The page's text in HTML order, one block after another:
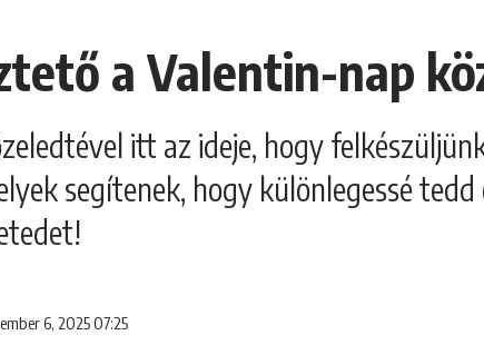
a Valentin-nap
itt az ideje, hogy
segítenek, hogy különlegessé
6, 2025 07:25